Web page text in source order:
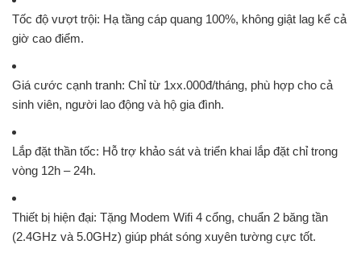
Tốc độ vượt trội: Hạ tầng cáp quang 100%, không giật lag kể cả
giờ cao điểm.
Giá cước cạnh tranh: Chỉ từ 1xx.000đ/tháng, phù hợp cho cả
sinh viên, người lao động và hộ gia đình.
Lắp đặt thần tốc: Hỗ trợ khảo sát và triển khai lắp đặt chỉ trong
vòng 12h – 24h.
Thiết bị hiện đại: Tặng Modem Wifi 4 cổng, chuẩn 2 băng tần
(2.4GHz và 5.0GHz) giúp phát sóng xuyên tường cực tốt.